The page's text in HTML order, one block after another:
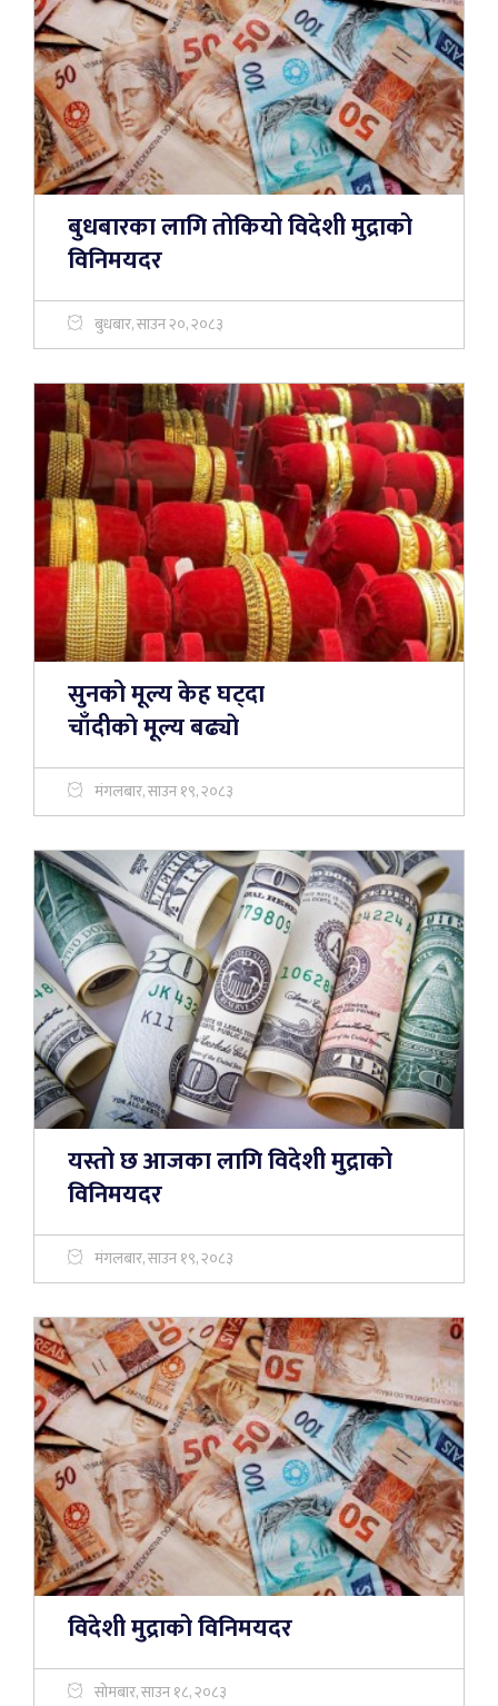
बुधबारका लागि तोकियो विदेशी मुद्राको
विनिमयदर
बुधबार, साउन २०, २०८३
सुनको मूल्य केह घट्दा
चाँदीकाे मूल्य बढ्याे
मंगलबार, साउन १९, २०८३
यस्तो छ आजका लागि विदेशी मुद्राको
विनिमयदर
मंगलबार, साउन १९, २०८३
विदेशी मुद्राको विनिमयदर
सोमबार, साउन १८, २०८३